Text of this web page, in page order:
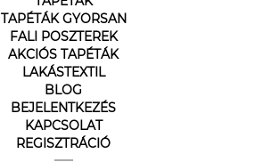
TAPÉTÁK GYORSAN
FALI POSZTEREK
AKCIÓS TAPÉTÁK
LAKÁSTEXTIL
BLOG
BEJELENTKEZÉS
KAPCSOLAT
REGISZTRÁCIÓ